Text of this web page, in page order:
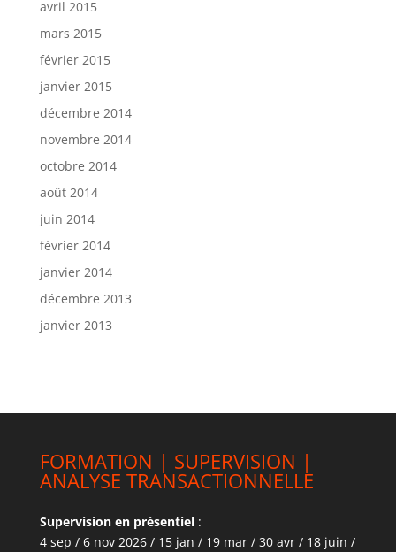
avril 2015
mars 2015
février 2015
janvier 2015
décembre 2014
novembre 2014
octobre 2014
août 2014
juin 2014
février 2014
janvier 2014
décembre 2013
janvier 2013
FORMATION | SUPERVISION |
ANALYSE TRANSACTIONNELLE
Supervision en présentiel:
4 sep / 6 nov 2026 / 15 jan / 19 mar / 30 avr / 18 juin /